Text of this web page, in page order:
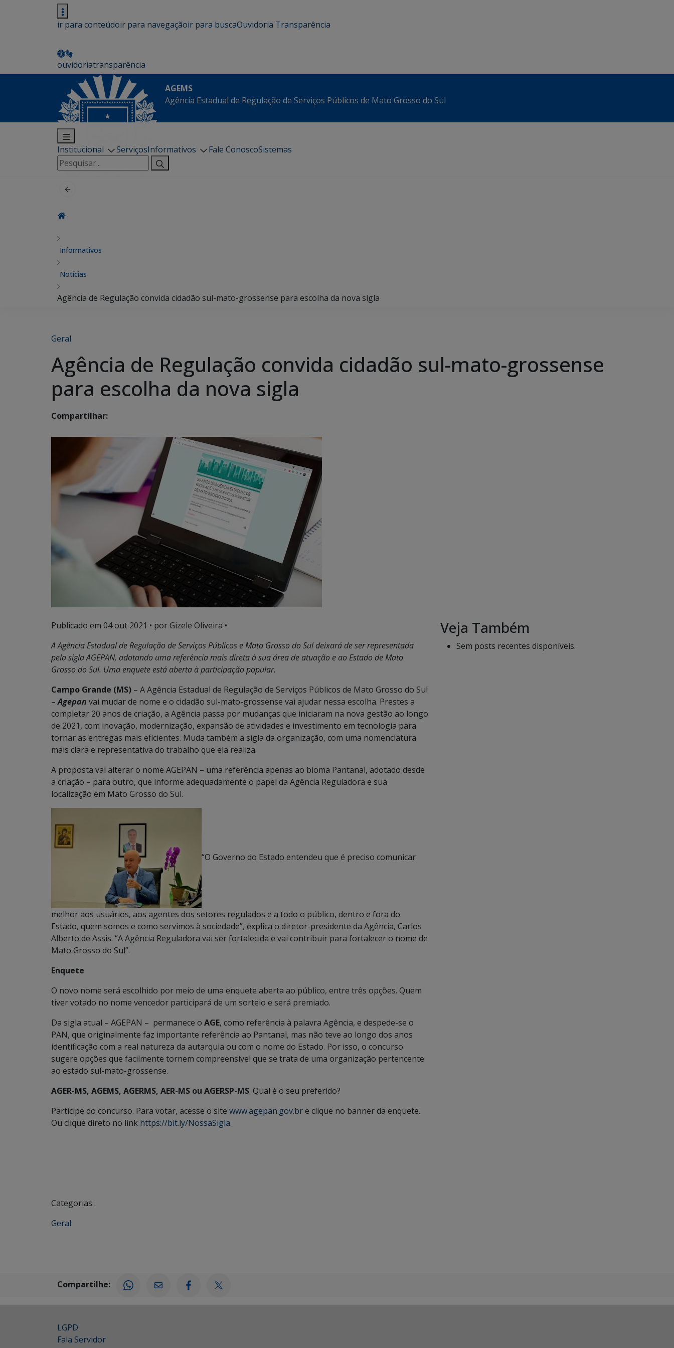
ir para conteúdoir para navegaçãoir para buscaOuvidoria Transparência
ouvidoriatransparência
AGEMS
Agência Estadual de Regulação de Serviços Públicos de Mato Grosso do Sul
Institucional ServiçosInformativos Fale ConoscoSistemas
Pesquisar
por:
Informativos
Notícias
Agência de Regulação convida cidadão sul-mato-grossense para escolha da nova sigla
Geral
Agência de Regulação convida cidadão sul-mato-grossense
para escolha da nova sigla
Compartilhar:
Publicado em 04 out 2021 • por Gizele Oliveira •
A Agência Estadual de Regulação de Serviços Públicos e Mato Grosso do Sul deixará de ser representada
pela sigla AGEPAN, adotando uma referência mais direta à sua área de atuação e ao Estado de Mato
Grosso do Sul. Uma enquete está aberta à participação popular.
Campo Grande (MS) – A Agência Estadual de Regulação de Serviços Públicos de Mato Grosso do Sul
–Agepan vai mudar de nome e o cidadão sul-mato-grossense vai ajudar nessa escolha. Prestes a
completar 20 anos de criação, a Agência passa por mudanças que iniciaram na nova gestão ao longo
de 2021, com inovação, modernização, expansão de atividades e investimento em tecnologia para
tornar as entregas mais eficientes. Muda também a sigla da organização, com uma nomenclatura
mais clara e representativa do trabalho que ela realiza.
A proposta vai alterar o nome AGEPAN – uma referência apenas ao bioma Pantanal, adotado desde
a criação – para outro, que informe adequadamente o papel da Agência Reguladora e sua
localização em Mato Grosso do Sul.
“O Governo do Estado entendeu que é preciso comunicar
melhor aos usuários, aos agentes dos setores regulados e a todo o público, dentro e fora do
Estado, quem somos e como servimos à sociedade”, explica o diretor-presidente da Agência, Carlos
Alberto de Assis. “A Agência Reguladora vai ser fortalecida e vai contribuir para fortalecer o nome de
Mato Grosso do Sul”.
Enquete
O novo nome será escolhido por meio de uma enquete aberta ao público, entre três opções. Quem
tiver votado no nome vencedor participará de um sorteio e será premiado.
Da sigla atual – AGEPAN – permanece o AGE, como referência à palavra Agência, e despede-se o
PAN, que originalmente faz importante referência ao Pantanal, mas não teve ao longo dos anos
identificação com a real natureza da autarquia ou com o nome do Estado. Por isso, o concurso
sugere opções que facilmente tornem compreensível que se trata de uma organização pertencente
ao estado sul-mato-grossense.
AGER-MS, AGEMS, AGERMS, AER-MS ou AGERSP-MS. Qual é o seu preferido?
Participe do concurso. Para votar, acesse o site www.agepan.gov.bre clique no banner da enquete.
Ou clique direto no link https://bit.ly/NossaSigla.
Categorias :
Geral
Veja Também
Sem posts recentes disponíveis.
Compartilhe:
LGPD
Fala Servidor